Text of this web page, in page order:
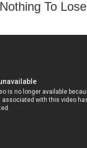
Nothing To Lose